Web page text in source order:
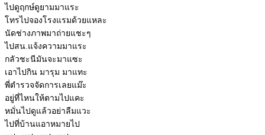
ไปดูฤกษ์ดูยามมาแระ
โทรไปจองโรงแรมด้วยแหละ
นัดช่างภาพมาถ่ายแชะๆ
ไปสน.แจ้งความมาแระ
กลัวชะนีมันจะมาแซะ
เอาไปกิน มารุม มาแทะ
พี่ตำรวจจัดการเลยแม๊ะ
อยู่ที่ไหนให้ตามไปแคะ
หมั่นไปดูแล้วอย่าลืมแวะ
ไปที่บ้านแอาหมายไป